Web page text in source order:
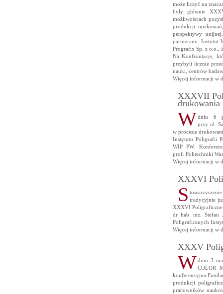
może liczyć na
były głównie
możliwościach
produkcji
perspektywy
partnerami: Instytut
Prografix Sp. z o.o.,
Na Konfrontacje,
przybyli licznie
nauki, centrów
Więcej informacji w
XXXVII
drukowania
Wdniu 6
przy ul.
w procesie
Instytutu Poligrafii
WIP PW.
prof. Politechniki
Więcej informacji w
XXXVI
S tradycyjnie
XXXVI Poligraficzne
dr hab. inż. Stefan
Poligraficznych
Więcej informacji w
XXXV
Wdniu 3
COLOR
konferencyjna
produkcji
pracowników